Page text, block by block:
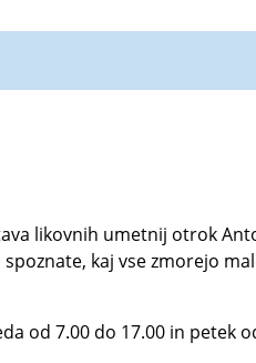
likovnih umetnij otrok
kaj vse zmorejo
od 7.00 do 17.00 in petek